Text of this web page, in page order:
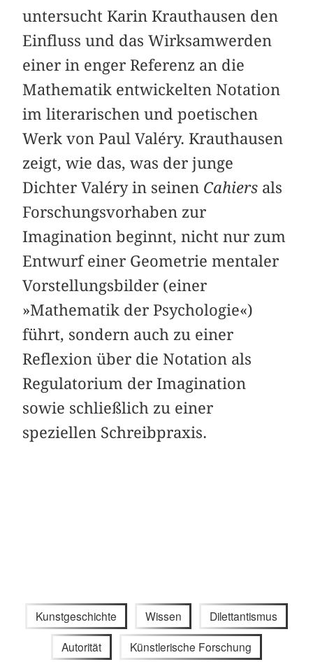
untersucht Karin Krauthausen den
Einfluss und das Wirksamwerden
einer in enger Referenz an die
Mathematik entwickelten Notation
im literarischen und poetischen
Werk von Paul Valéry. Krauthausen
zeigt, wie das, was der junge
Dichter Valéry in seinen Cahiers als
Forschungsvorhaben zur
Imagination beginnt, nicht nur zum
Entwurf einer Geometrie mentaler
Vorstellungsbilder (einer
»Mathematik der Psychologie«)
führt, sondern auch zu einer
Reflexion über die Notation als
Regulatorium der Imagination
sowie schließlich zu einer
speziellen Schreibpraxis.
Kunstgeschichte Wissen Dilettantismus
Autorität Künstlerische Forschung